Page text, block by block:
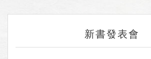
新書發表會